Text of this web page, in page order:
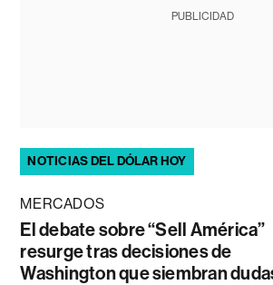
PUBLICIDAD
NOTICIAS DEL DÓLAR HOY
MERCADOS
El debate sobre “Sell América”
resurge tras decisiones de
Washington que siembran